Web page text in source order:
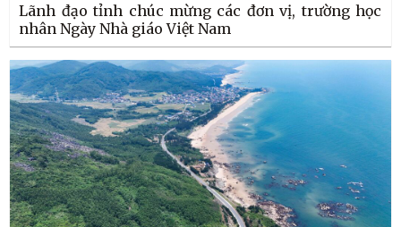
Lãnh đạo tỉnh chúc mừng các đơn vị, trường học
nhân Ngày Nhà giáo Việt Nam